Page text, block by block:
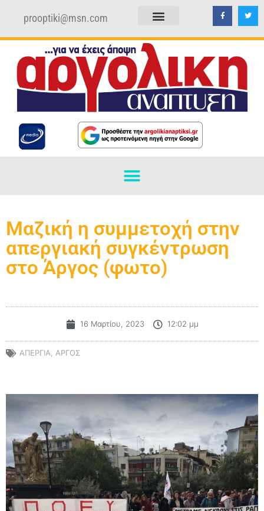
prooptiki@msn.com
Μαζική η συμμετοχή στην
απεργιακή συγκέντρωση
στο Άργος (φωτο)
16 Μαρτίου, 2023 12:02 μμ
ΑΠΕΡΓΙΑ, ΑΡΓΟΣ